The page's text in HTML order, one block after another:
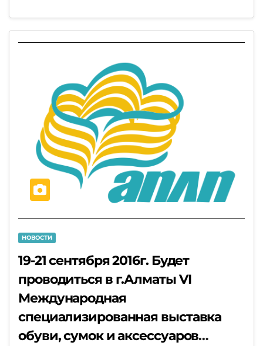
НОВОСТИ
19-21 сентября 2016г. Будет
проводиться в г.Алматы VI
Международная
специализированная выставка
обуви, сумок и аксессуаров